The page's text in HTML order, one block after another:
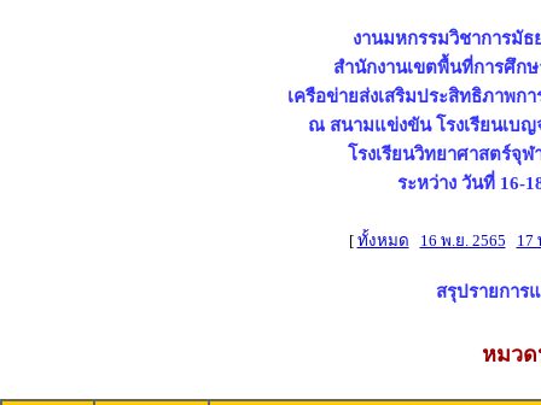
งานมหกรรมวิชาการมัธ
สำนักงานเขตพื้นที่การศึก
เครือข่ายส่งเสริมประสิทธิภาพ
ณ สนามแข่งขัน โรงเรียนเบญ
โรงเรียนวิทยาศาสตร์จุ
ระหว่าง วันที่ 16-
[ ทั้งหมด 16 พ.ย. 2565 17
สรุปรายการ
หมว